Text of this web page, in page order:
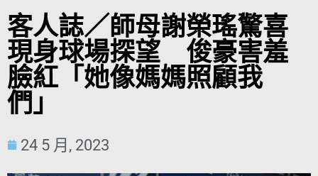
客人誌／師母謝榮瑤驚喜
現身球場探望 俊豪害羞
臉紅「她像媽媽照顧我
們」
24 5 月, 2023